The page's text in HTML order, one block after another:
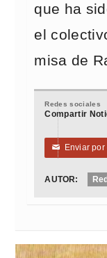
que ha
el
misa de
Redes sociales
Compartir
✉ Enviar por
AUTOR: